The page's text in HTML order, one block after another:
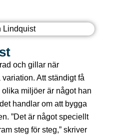
och gillar när
Att ständigt få
miljöer är något han
handlar om att bygga
”Det är något speciellt
steg för steg,” skriver